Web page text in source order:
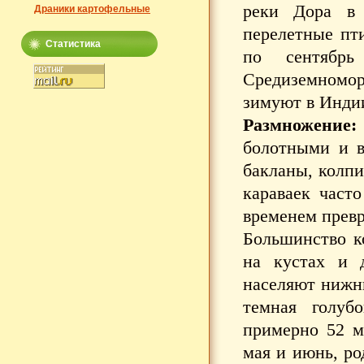
реки Дора в
перелетные
по
зимуют в
Размножение:
болотными и
бакланы,
караваек
временем
Большинство
на кустах и
населяют
темная
примерно 52
мая и июнь,
Драники картофельные
Статистика